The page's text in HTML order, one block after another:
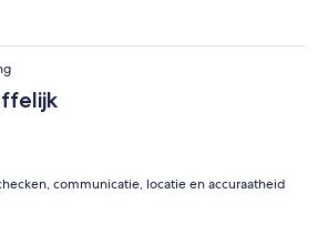
communicatie, locatie en accuraatheid